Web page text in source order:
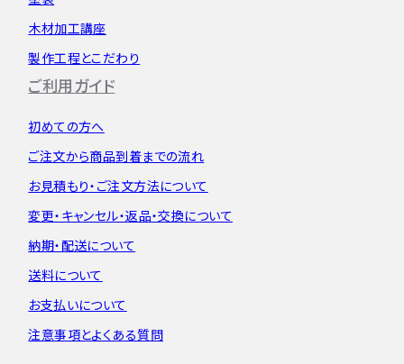
木材加工講座
製作工程とこだわり
ご利用ガイド
初めての方へ
ご注文から商品到着までの流れ
お見積もり・ ご注文方法について
変更・キャンセル・返品・交換について
納期・配送について
送料について
お支払いについて
注意事項とよくある質問